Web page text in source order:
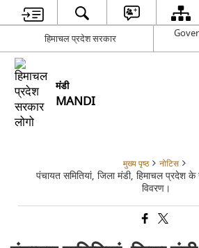
हिमाचल प्रदेश सरकार
मंडी
MANDI
मुख्य पृष्ठ नोटिस
पंचायत समितियां, जिला मंडी, हिमाचल प्रदेश के
विवरण।